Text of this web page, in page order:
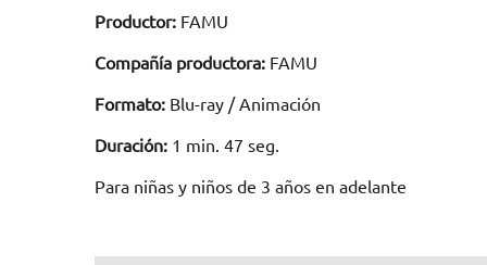
Productor: FAMU
Compañía productora: FAMU
Formato: Blu-ray / Animación
Duración: 1 min. 47 seg.
Para niñas y niños de 3 años en adelante